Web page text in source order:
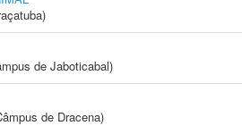
de Jaboticabal)
de Dracena)